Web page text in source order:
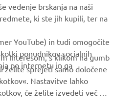
vedenje brskanja na naši
ki ste jih kupili, ter na
YouTube) in tudi omogočite
ponudnikov socialnih
po internetu in ga
interesom, s klikom na gumb
želite sprejeti samo določene
Nastavitve lahko
če želite izvedeti več o